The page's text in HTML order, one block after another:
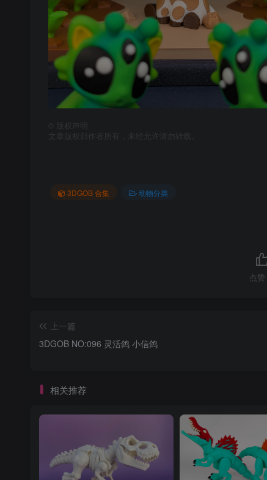
版权声明
文章版权归作者所有，未经允许请勿转载。
3DGOB 合集 动物分类
点赞
上一篇
3DGOB NO:096 灵活鸽 小信鸽
相关推荐